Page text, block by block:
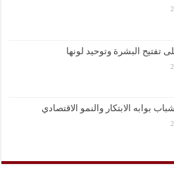
تفتيح البشرة وتوحيد لونها
بوابه الابتكار والنمو الاقتصادي